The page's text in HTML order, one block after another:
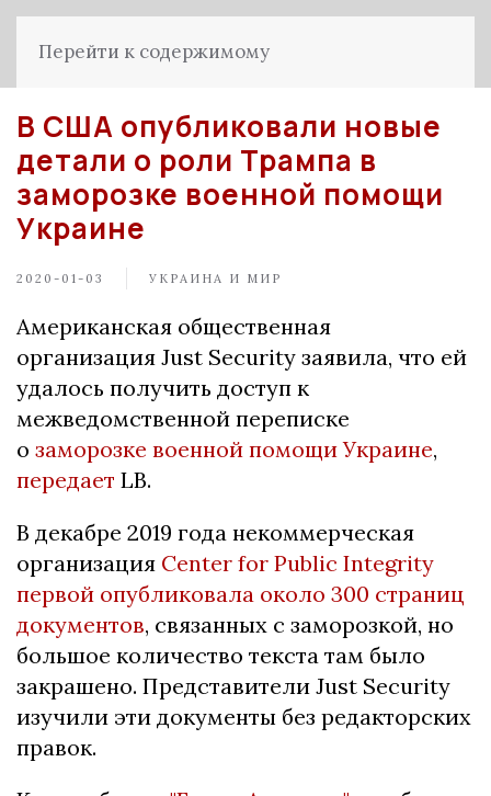
Перейти к содержимому
В США опубликовали новые
детали о роли Трампа в
заморозке военной помощи
Украине
2020-01-03 УКРАИНА И МИР
Американская общественная
организация Just Security заявила, что ей
удалось получить доступ к
межведомственной переписке
о заморозке военной помощи Украине,
передает LB.
В декабре 2019 года некоммерческая
организация Center for Public Integrity
первой опубликовала около 300 страниц
документов, связанных с заморозкой, но
большое количество текста там было
закрашено. Представители Just Security
изучили эти документы без редакторских
правок.